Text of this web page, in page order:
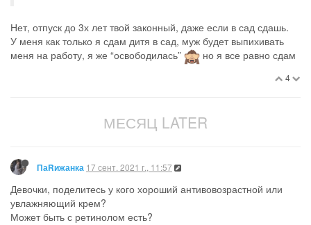
Нет, отпуск до 3х лет твой законный, даже если в сад сдашь.
У меня как только я сдам дитя в сад, муж будет выпихивать
меня на работу, я же “освободилась”
но я все равно сдам
4
МЕСЯЦ LATER
ПаRижанка 17 сент. 2021 г., 11:57
Девочки, поделитесь у кого хороший антивовозрастной или
увлажняющий крем?
Может быть с ретинолом есть?